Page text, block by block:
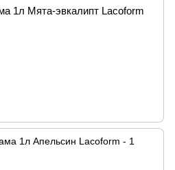
1л Мята-эвкалипт Lacoform